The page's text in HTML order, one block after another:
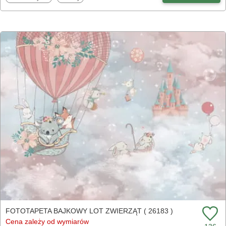
FOTOTAPETA BAJKOWY LOT ZWIERZĄT ( 26183 )
Cena zależy od wymiarów